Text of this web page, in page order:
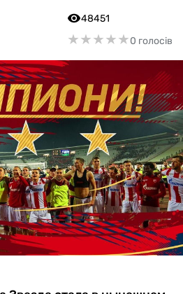
48451
★★★★★
★★★★★0 голосів